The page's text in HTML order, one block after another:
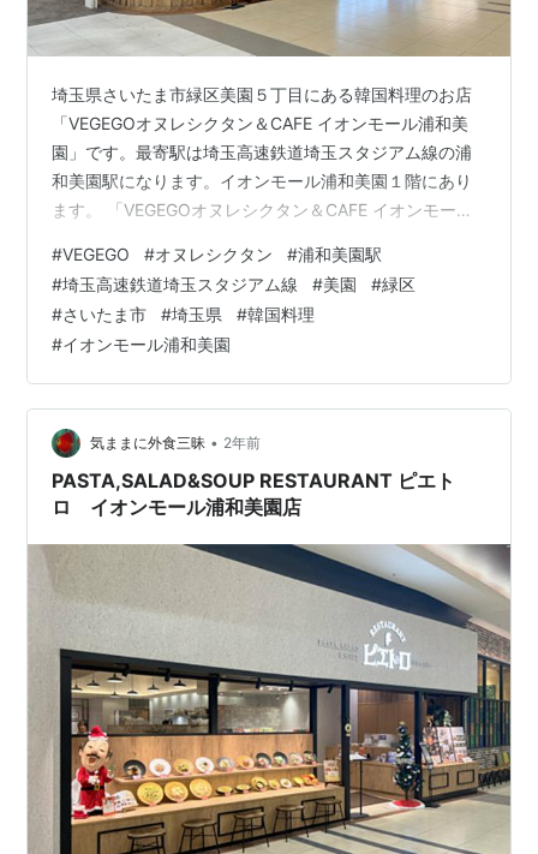
埼玉県さいたま市緑区美園５丁目にある韓国料理のお店
「VEGEGOオヌレシクタン＆CAFE イオンモール浦和美
園」です。最寄駅は埼玉高速鉄道埼玉スタジアム線の浦
和美園駅になります。イオンモール浦和美園１階にあり
ます。 「VEGEGOオヌレシクタン＆CAFE イオンモール
ンバーグ」「神楽食堂 串家物語」「chawan」「RAKERU
ラケル」「ぎをん椿庵」「Komeda's coffee 珈琲所 コメ
ダ珈琲店」「Bakery Restaurant Premium BAQET ベー
カリーレストランプレミアムバケット」「とんかつ和
幸」「ダイヤモンドステ…
#VEGEGO #オヌレシクタン #浦和美園駅
#埼玉高速鉄道埼玉スタジアム線 #美園 #緑区
#さいたま市 #埼玉県 #韓国料理
#イオンモール浦和美園
気ままに外食三昧 • 2年前
PASTA,SALAD&SOUP RESTAURANT ピエト
ロ イオンモール浦和美園店